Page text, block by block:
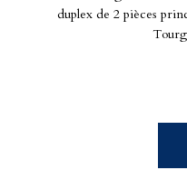
duplex de 2 pièces